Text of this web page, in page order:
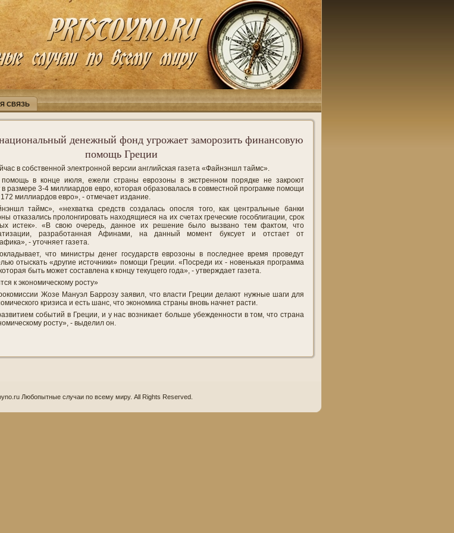
СВЯЗЬ
денежный фонд угрожает заморозить финансовую
помощь Греции
в собственной электронной версии английская газета «Файнэншл таймс».
в конце июля, ежели страны еврозоны в экстренном порядке не закроют
размере 3-4 миллиардов евро, которая образовалась в совместной програмке помощи
миллиардов евро», - отмечает издание.
таймс», «нехватка средств создалась опосля того, как центральные банки
отказались пролонгировать находящиеся на их счетах греческие гособлигации, срок
истек». «В свою очередь, данное их решение было вызвано тем фактом, что
разработанная Афинами, на данный момент буксует и отстает от
- уточняет газета.
что министры денег государств еврозоны в последнее время проведут
отыскать «другие источники» помощи Греции. «Посреди их - новенькая программа
быть может составлена к концу текущего года», - утверждает газета.
к экономическому росту»
Жозе Мануэл Баррозу заявил, что власти Греции делают нужные шаги для
кризиса и есть шанс, что экономика страны вновь начнет расти.
событий в Греции, и у нас возникает больше убежденности в том, что страна
росту», - выделил он.
Любопытные случаи по всему миру. All Rights Reserved.